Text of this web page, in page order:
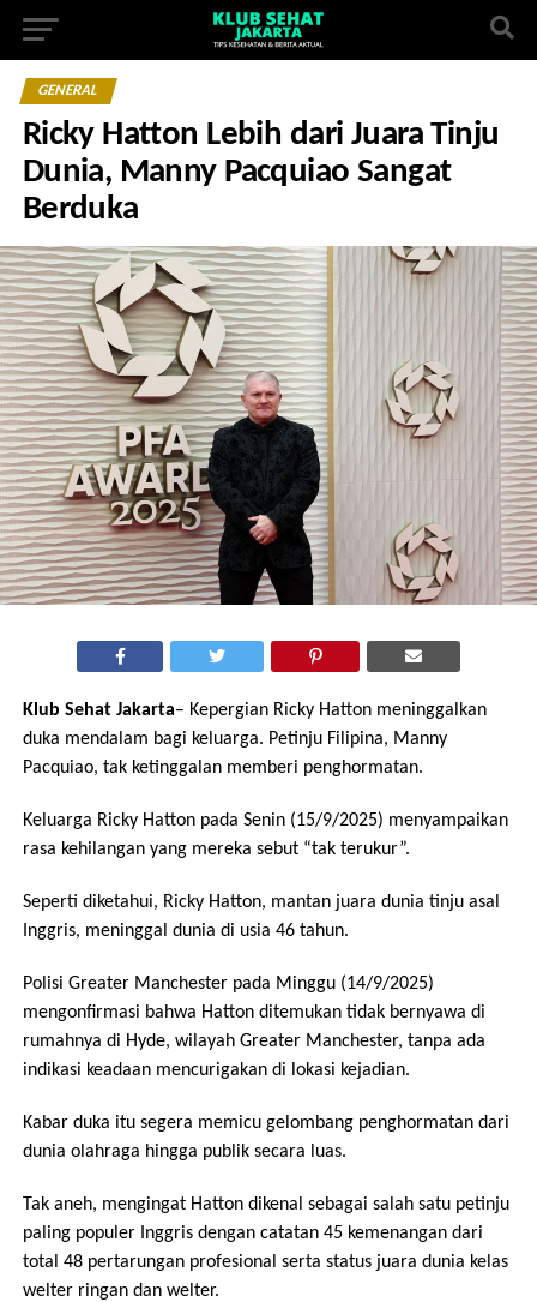
GENERAL
Ricky Hatton Lebih dari Juara Tinju
Dunia, Manny Pacquiao Sangat
Berduka
Klub Sehat Jakarta– Kepergian Ricky Hatton meninggalkan
duka mendalam bagi keluarga. Petinju Filipina, Manny
Pacquiao, tak ketinggalan memberi penghormatan.
Keluarga Ricky Hatton pada Senin (15/9/2025) menyampaikan
rasa kehilangan yang mereka sebut “tak terukur”.
Seperti diketahui, Ricky Hatton, mantan juara dunia tinju asal
Inggris, meninggal dunia di usia 46 tahun.
Polisi Greater Manchester pada Minggu (14/9/2025)
mengonfirmasi bahwa Hatton ditemukan tidak bernyawa di
rumahnya di Hyde, wilayah Greater Manchester, tanpa ada
indikasi keadaan mencurigakan di lokasi kejadian.
Kabar duka itu segera memicu gelombang penghormatan dari
dunia olahraga hingga publik secara luas.
Tak aneh, mengingat Hatton dikenal sebagai salah satu petinju
paling populer Inggris dengan catatan 45 kemenangan dari
total 48 pertarungan profesional serta status juara dunia kelas
welter ringan dan welter.